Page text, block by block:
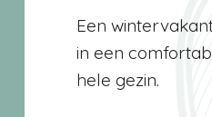
Een
in een
hele gezin.